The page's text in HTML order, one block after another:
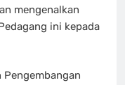
mengenalkan
ini kepada